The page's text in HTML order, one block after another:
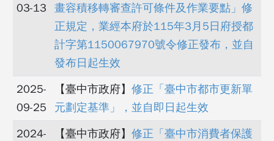
03-13
畫容積移轉審查許可條件及作業要點」修
正規定，業經本府於115年3月5日府授都
計字第1150067970號令修正發布，並自
發布日起生效
2025-
09-25
【臺中市政府】修正「臺中市都市更新單
元劃定基準」，並自即日起生效
2024-
【臺中市政府】修正「臺中市消費者保護